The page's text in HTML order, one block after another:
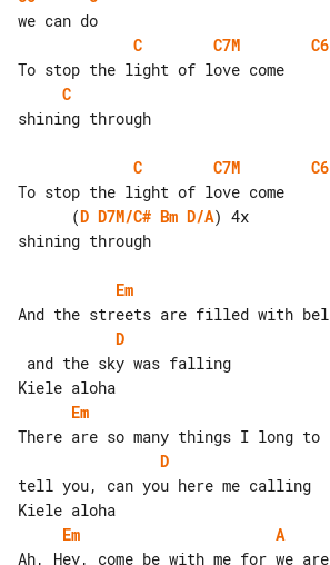
C
C7M
C6
C
shining through
C C7M
C6
      (
D D7M/C# Bm D/A) 4x
shining through
Em
D
Em
D
tell you, can you here me calling
Em
A